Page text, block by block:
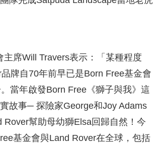
主席Will Travers表示：「某種程度
品牌自70年前早已是Born Free基金會
當年啟發Born Free《獅子與我》這
故事─ 探險家George和Joy Adams
Rover幫助母幼獅Elsa回歸自然！今
基金會與Land Rover在全球，包括